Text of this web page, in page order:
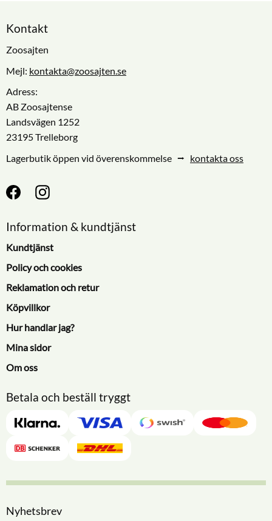
Kontakt
Zoosajten
Mejl: kontakta@zoosajten.se
Adress:
AB Zoosajtense
Landsvägen 1252
23195 Trelleborg
Lagerbutik öppen vid överenskommelse ⭢ kontakta oss
Information & kundtjänst
Kundtjänst
Policy och cookies
Reklamation och retur
Köpvillkor
Hur handlar jag?
Mina sidor
Om oss
Betala och beställ tryggt
Nyhetsbrev